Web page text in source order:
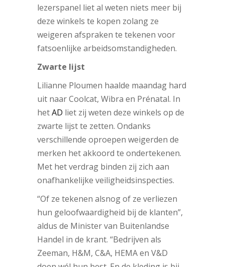
lezerspanel liet al weten niets meer bij
deze winkels te kopen zolang ze
weigeren afspraken te tekenen voor
fatsoenlijke arbeidsomstandigheden.
Zwarte lijst
Lilianne Ploumen haalde maandag hard
uit naar Coolcat, Wibra en Prénatal. In
hetAD liet zij weten deze winkels op de
zwarte lijst te zetten. Ondanks
verschillende oproepen weigerden de
merken het akkoord te ondertekenen.
Met het verdrag binden zij zich aan
onafhankelijke veiligheidsinspecties.
“Of ze tekenen alsnog of ze verliezen
hun geloofwaardigheid bij de klanten”,
aldus de Minister van Buitenlandse
Handel in de krant. “Bedrijven als
Zeeman, H&M, C&A, HEMA en V&D